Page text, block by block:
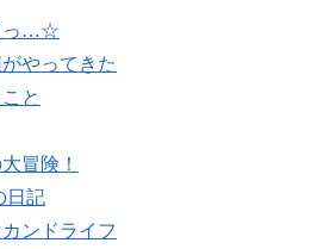
っ…☆
やってきた
と
冒険！
日記
ンドライフ